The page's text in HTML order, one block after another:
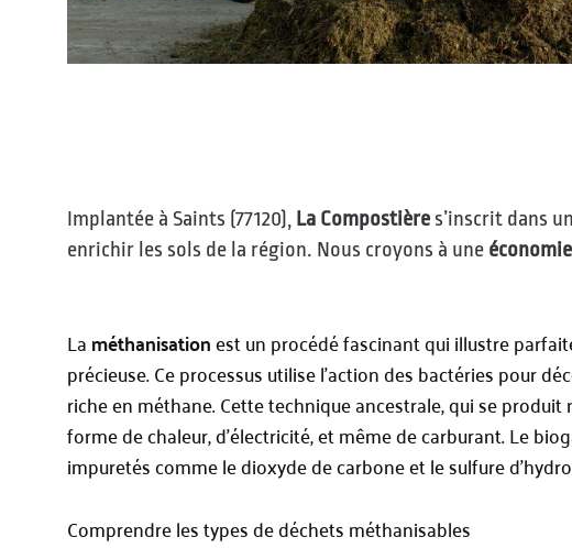
Implantée à Saints (77120), La Compostières’inscrit dans
enrichir les sols de la région. Nous croyons à une
Laméthanisationest un procédé fascinant qui illustre
précieuse. Ce processus utilise l’action des bactéries pour
riche en méthane. Cette technique ancestrale, qui se
forme de chaleur, d’électricité, et même de carburant. Le
impuretés comme le dioxyde de carbone et le sulfure
Comprendre les types de déchets méthanisables